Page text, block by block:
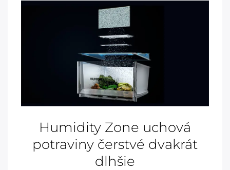
Humidity Zone uchová
potraviny čerstvé dvakrát
dlhšie